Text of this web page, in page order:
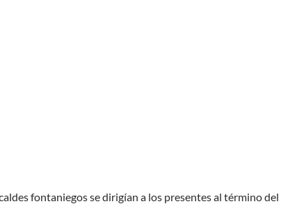
fontaniegos se dirigían a los presentes al término del